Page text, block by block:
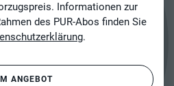
Informationen zur
des PUR-Abos finden Sie
.
ANGEBOT